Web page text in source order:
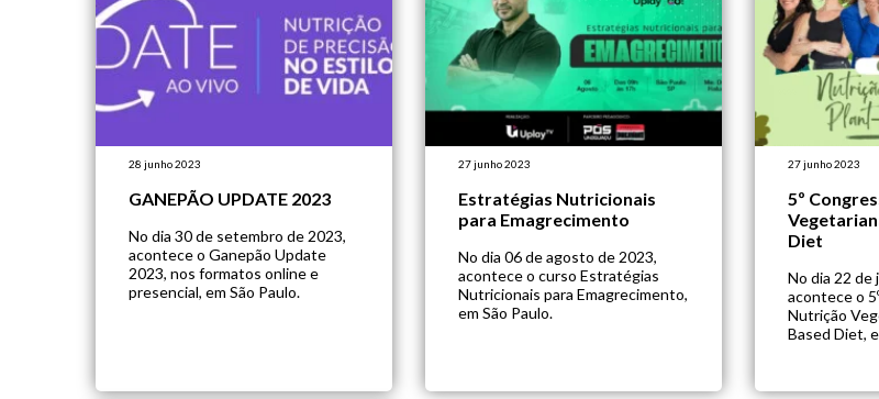
28 junho 2023
GANEPÃO UPDATE 2023
No dia 30 de setembro de 2023,
acontece o Ganepão Update
2023, nos formatos online e
presencial, em São Paulo.
27 junho 2023
Estratégias Nutricionais
para Emagrecimento
No dia 06 de agosto de 2023,
acontece o curso Estratégias
Nutricionais para Emagrecimento,
em São Paulo.
27 junho 2023
5º
Diet
No dia 22 de
acontece o
Nutrição
Based Diet,